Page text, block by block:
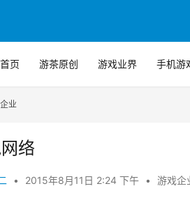
首页 游茶原创 游戏业界 手机游
业
络
• 2015年8月11日 2:24 下午 • 游戏企